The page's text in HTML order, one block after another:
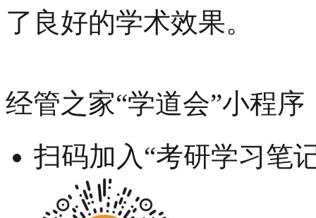
了良好的学术效果。
经管之家“学道会”小程序
扫码加入“考研学习笔